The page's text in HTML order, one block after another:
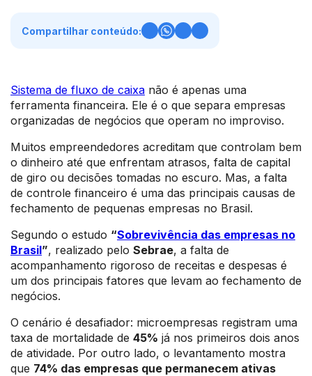
Compartilhar conteúdo:
Sistema de fluxo de caixa não é apenas uma
ferramenta financeira. Ele é o que separa empresas
organizadas de negócios que operam no improviso.
Muitos empreendedores acreditam que controlam bem
o dinheiro até que enfrentam atrasos, falta de capital
de giro ou decisões tomadas no escuro. Mas, a falta
de controle financeiro é uma das principais causas de
fechamento de pequenas empresas no Brasil.
Segundo o estudo “Sobrevivência das empresas no
Brasil”, realizado pelo Sebrae, a falta de
acompanhamento rigoroso de receitas e despesas é
um dos principais fatores que levam ao fechamento de
negócios.
O cenário é desafiador: microempresas registram uma
taxa de mortalidade de 45% já nos primeiros dois anos
de atividade. Por outro lado, o levantamento mostra
que 74% das empresas que permanecem ativas